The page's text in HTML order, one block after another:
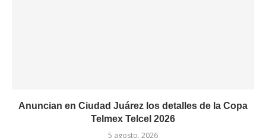
Anuncian en Ciudad Juárez los detalles de la Copa
Telmex Telcel 2026
5 agosto, 2026